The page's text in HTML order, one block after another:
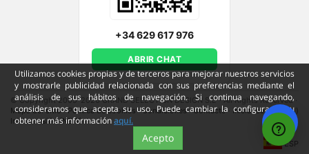
Utilizamos cookies propias y de terceros para mejorar nuestros servicios
y mostrarle publicidad relacionada con sus preferencias mediante el
análisis de sus hábitos de navegación. Si continua navegando,
consideramos que acepta su uso. Puede cambiar la configuración u
obtener más informaciónaquí.
Acepto
+34 629 617 976
ABRIR CHAT
© Copyright 2009-2026 GRAND SELECTION DESIGN S.L - All Rights Reserved
Mapa del sitio·Política de cookies·Condiciones·Contacto Iniciar sesión (old)
Iniciar sesión (NEW)
ESP